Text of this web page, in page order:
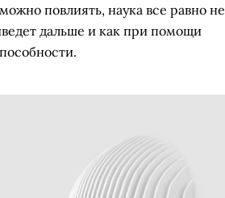
повлиять, наука все равно не
дальше и как при помощи